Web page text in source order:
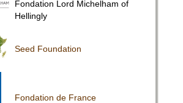
Fondation Lord Michelham of
Hellingly
Seed Foundation
Fondation de France